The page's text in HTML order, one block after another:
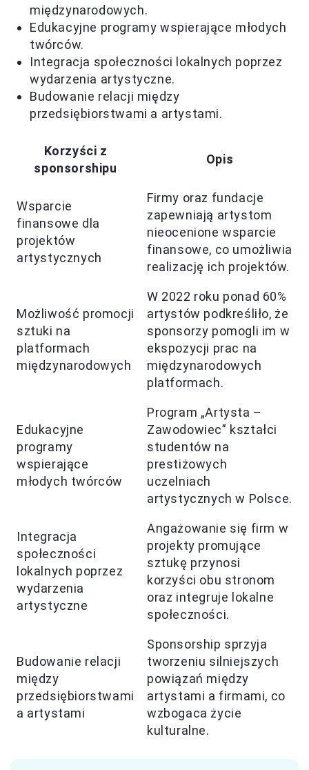
międzynarodowych.
Edukacyjne programy wspierające młodych
twórców.
Integracja społeczności lokalnych poprzez
wydarzenia artystyczne.
Budowanie relacji między
przedsiębiorstwami a artystami.
Korzyści z
sponsorshipu
Opis
Wsparcie
finansowe dla
projektów
artystycznych
Firmy oraz fundacje
zapewniają artystom
nieocenione wsparcie
finansowe, co umożliwia
realizację ich projektów.
Możliwość promocji
sztuki na
platformach
międzynarodowych
W 2022 roku ponad 60%
artystów podkreśliło, że
sponsorzy pomogli im w
ekspozycji prac na
międzynarodowych
platformach.
Edukacyjne
programy
wspierające
młodych twórców
Program „Artysta –
Zawodowiec” kształci
studentów na
prestiżowych
uczelniach
artystycznych w Polsce.
Integracja
społeczności
lokalnych poprzez
wydarzenia
artystyczne
Angażowanie się firm w
projekty promujące
sztukę przynosi
korzyści obu stronom
oraz integruje lokalne
społeczności.
Budowanie relacji
między
przedsiębiorstwami
a artystami
Sponsorship sprzyja
tworzeniu silniejszych
powiązań między
artystami a firmami, co
wzbogaca życie
kulturalne.